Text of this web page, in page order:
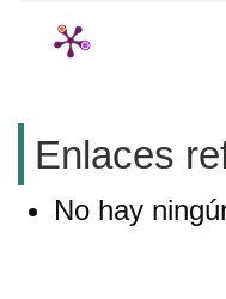
Enlaces
No hay